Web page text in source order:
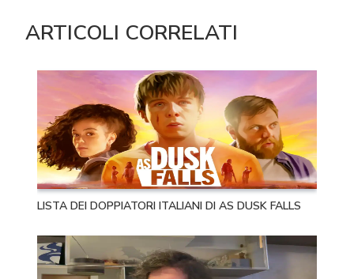
ARTICOLI CORRELATI
LISTA DEI DOPPIATORI ITALIANI DI AS DUSK FALLS